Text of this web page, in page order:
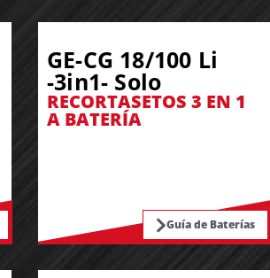
GE-CG 18/100 Li
-3in1- Solo
RECORTASETOS 3 EN 1
A BATERÍA
Guía de Baterías